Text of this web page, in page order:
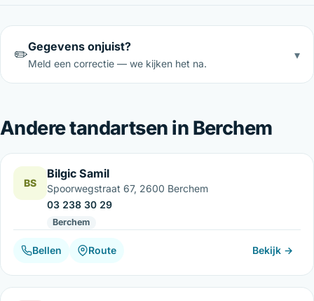
✏️Gegevens onjuist?
Meld een correctie — we kijken het na.
▾
Andere tandartsen in Berchem
BS
Bilgic Samil
Spoorwegstraat 67, 2600 Berchem
03 238 30 29
Berchem
Bellen Route Bekijk →